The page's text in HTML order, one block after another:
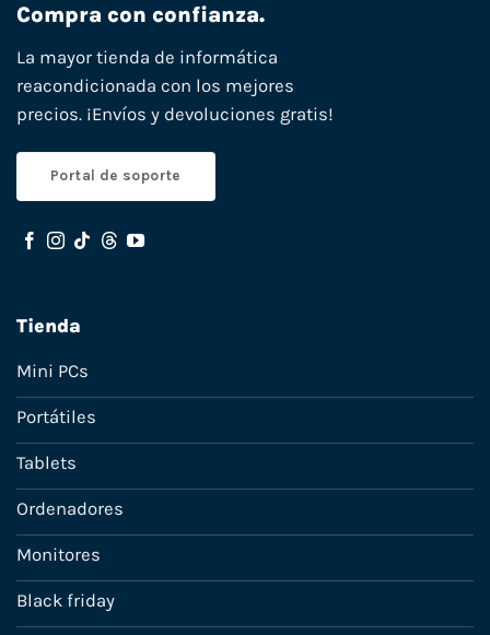
Compra con confianza.
La mayor tienda de informática
reacondicionada con los mejores
precios. ¡Envíos y devoluciones gratis!
Portal de soporte
Tienda
Mini PCs
Portátiles
Tablets
Ordenadores
Monitores
Black friday